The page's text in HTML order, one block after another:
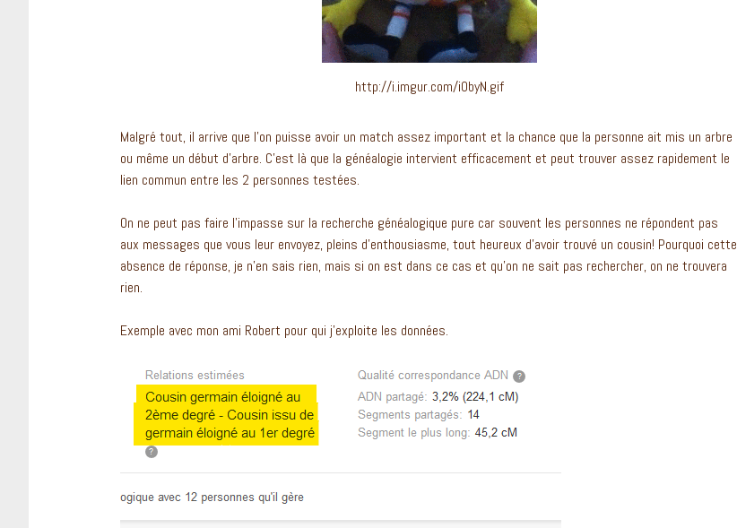
http://i.imgur.com/i0byN.gif
Malgré tout, il arrive que l’on puisse avoir un match assez important et la chance que la personne ait mis un arbre
ou même un début d’arbre. C’est là que la généalogie intervient efficacement et peut trouver assez rapidement le
lien commun entre les 2 personnes testées.
On ne peut pas faire l’impasse sur la recherche généalogique pure car souvent les personnes ne répondent pas
aux messages que vous leur envoyez, pleins d’enthousiasme, tout heureux d’avoir trouvé un cousin! Pourquoi cette
absence de réponse, je n’en sais rien, mais si on est dans ce cas et qu’on ne sait pas rechercher, on ne trouvera
rien.
Exemple avec mon ami Robert pour qui j’exploite les données.